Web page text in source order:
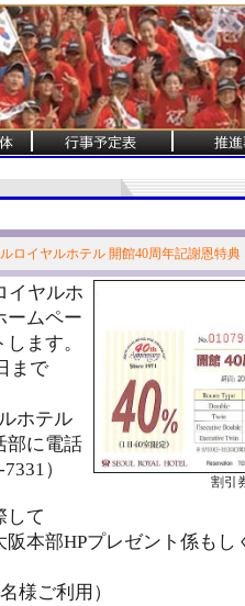
ロイヤルホテル 開館40周年記謝恩特典
割引
イヤルホ
ームペー
ます。
まで
ホテル
部に電話
）
て
阪本部HPプレゼント係も
様ご利用）